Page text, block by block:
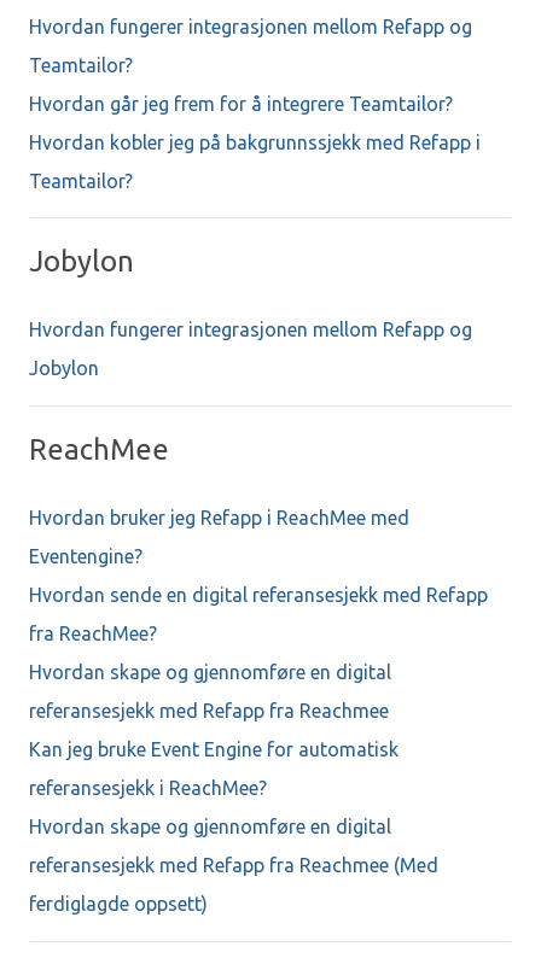
Hvordan fungerer integrasjonen mellom Refapp og
Teamtailor?
Hvordan går jeg frem for å integrere Teamtailor?
Hvordan kobler jeg på bakgrunnssjekk med Refapp i
Teamtailor?
Jobylon
Hvordan fungerer integrasjonen mellom Refapp og
Jobylon
ReachMee
Hvordan bruker jeg Refapp i ReachMee med
Eventengine?
Hvordan sende en digital referansesjekk med Refapp
fra ReachMee?
Hvordan skape og gjennomføre en digital
referansesjekk med Refapp fra Reachmee
Kan jeg bruke Event Engine for automatisk
referansesjekk i ReachMee?
Hvordan skape og gjennomføre en digital
referansesjekk med Refapp fra Reachmee (Med
ferdiglagde oppsett)